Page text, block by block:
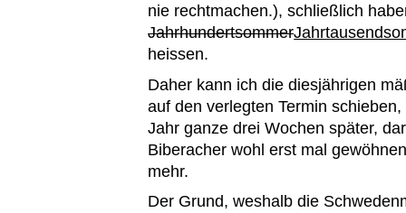
nie rechtmachen.), schließlich
Jahrhundertsommer
heissen.
Daher kann ich die diesjährigen
auf den verlegten Termin
Jahr ganze drei Wochen später,
Biberacher wohl erst mal
mehr.
Der Grund, weshalb die